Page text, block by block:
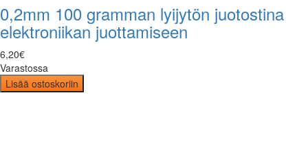
0,2mm 100 gramman lyijytön juotostina
elektroniikan juottamiseen
6,20€
Varastossa
Lisää ostoskoriin